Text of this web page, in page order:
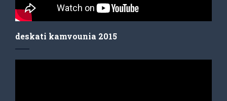
deskati kamvounia 2015